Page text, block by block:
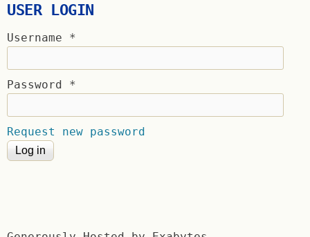
USER LOGIN
Username *
Password *
Request new password